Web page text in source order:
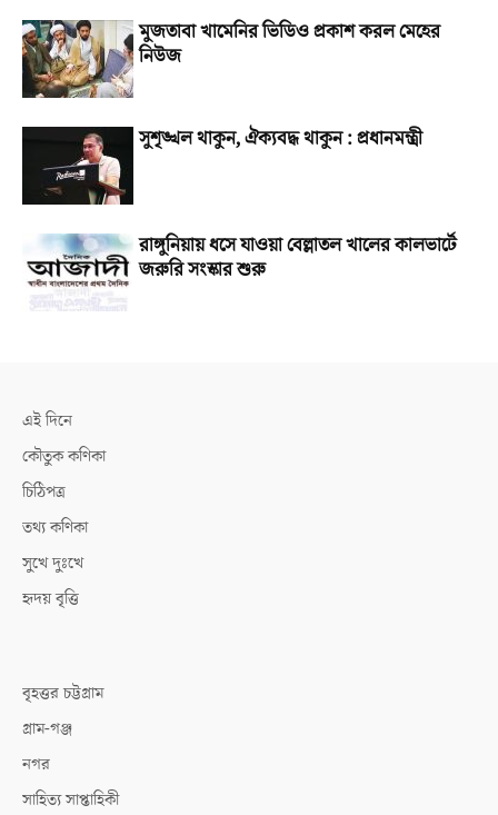
মুজতাবা খামেনির ভিডিও প্রকাশ করল মেহের
নিউজ
সুশৃঙ্খল থাকুন, ঐক্যবদ্ধ থাকুন : প্রধানমন্ত্রী
রাঙ্গুনিয়ায় ধসে যাওয়া বেল্লাতল খালের কালভার্টে
জরুরি সংস্কার শুরু
এই দিনে
কৌতুক কণিকা
চিঠিপত্র
তথ্য কণিকা
সুখে দুঃখে
হৃদয় বৃত্তি
বৃহত্তর চট্টগ্রাম
গ্রাম-গঞ্জ
নগর
সাহিত্য সাপ্তাহিকী